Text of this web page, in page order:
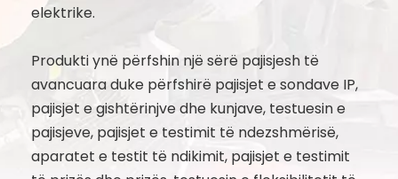
elektrike.
Produkti ynë përfshin një sërë pajisjesh të
avancuara duke përfshirë pajisjet e sondave IP,
pajisjet e gishtërinjve dhe kunjave, testuesin e
pajisjeve, pajisjet e testimit të ndezshmërisë,
aparatet e testit të ndikimit, pajisjet e testimit